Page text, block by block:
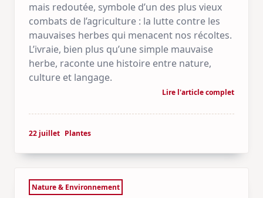
mais redoutée, symbole d’un des plus vieux
combats de l’agriculture : la lutte contre les
mauvaises herbes qui menacent nos récoltes.
L’ivraie, bien plus qu’une simple mauvaise
herbe, raconte une histoire entre nature,
culture et langage.
Lire l'article complet
22 juillet Plantes
Nature & Environnement